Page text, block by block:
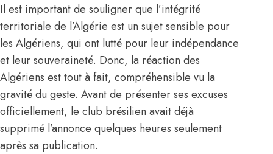
Il est important de souligner que l’intégrité
territoriale de l’Algérie est un sujet sensible pour
les Algériens, qui ont lutté pour leur indépendance
et leur souveraineté. Donc, la réaction des
Algériens est tout à fait, compréhensible vu la
gravité du geste. Avant de présenter ses excuses
officiellement, le club brésilien avait déjà
supprimé l’annonce quelques heures seulement
après sa publication.